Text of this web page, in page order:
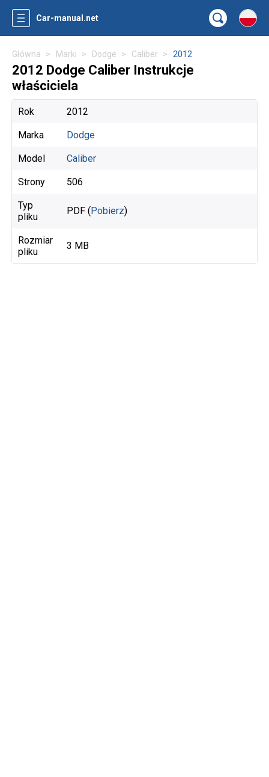
Car-manual.net
Główna Marki Dodge Caliber 2012
2012 Dodge Caliber Instrukcje
właściciela
Rok 2012
Marka Dodge
Model Caliber
Strony 506
Typ
pliku
PDF (Pobierz)
Rozmiar
pliku
3 MB